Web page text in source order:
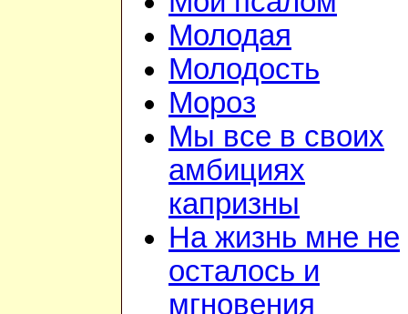
Молодая
Молодость
Мороз
Мы все в своих
амбициях
капризны
На жизнь мне не
осталось и
мгновения